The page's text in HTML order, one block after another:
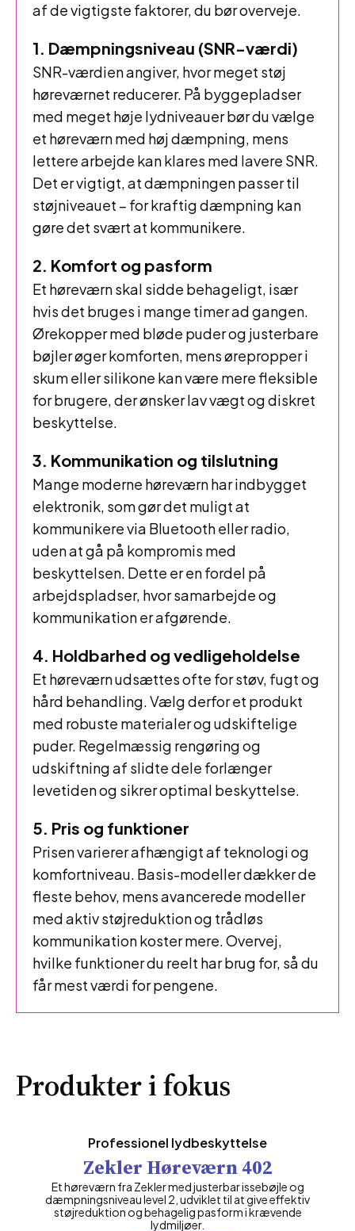
af de vigtigste faktorer, du bør overveje.
1. Dæmpningsniveau (SNR-værdi)
SNR-værdien angiver, hvor meget støj
høreværnet reducerer. På byggepladser
med meget høje lydniveauer bør du vælge
et høreværn med høj dæmpning, mens
lettere arbejde kan klares med lavere SNR.
Det er vigtigt, at dæmpningen passer til
støjniveauet – for kraftig dæmpning kan
gøre det svært at kommunikere.
2. Komfort og pasform
Et høreværn skal sidde behageligt, især
hvis det bruges i mange timer ad gangen.
Ørekopper med bløde puder og justerbare
bøjler øger komforten, mens ørepropper i
skum eller silikone kan være mere fleksible
for brugere, der ønsker lav vægt og diskret
beskyttelse.
3. Kommunikation og tilslutning
Mange moderne høreværn har indbygget
elektronik, som gør det muligt at
kommunikere via Bluetooth eller radio,
uden at gå på kompromis med
beskyttelsen. Dette er en fordel på
arbejdspladser, hvor samarbejde og
kommunikation er afgørende.
4. Holdbarhed og vedligeholdelse
Et høreværn udsættes ofte for støv, fugt og
hård behandling. Vælg derfor et produkt
med robuste materialer og udskiftelige
puder. Regelmæssig rengøring og
udskiftning af slidte dele forlænger
levetiden og sikrer optimal beskyttelse.
5. Pris og funktioner
Prisen varierer afhængigt af teknologi og
komfortniveau. Basis-modeller dækker de
fleste behov, mens avancerede modeller
med aktiv støjreduktion og trådløs
kommunikation koster mere. Overvej,
hvilke funktioner du reelt har brug for, så du
får mest værdi for pengene.
Produkter i fokus
Professionel lydbeskyttelse
Zekler Høreværn 402
Et høreværn fra Zekler med justerbar issebøjle og
dæmpningsniveau level 2, udviklet til at give effektiv
støjreduktion og behagelig pasform i krævende
lydmiljøer.